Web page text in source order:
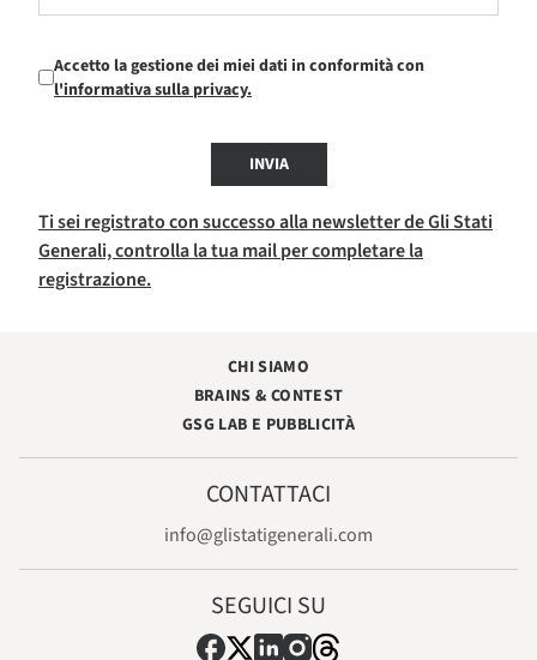
Accetto la gestione dei miei dati in conformità con
l'informativa sulla privacy.
INVIA
Ti sei registrato con successo alla newsletter de Gli Stati
Generali, controlla la tua mail per completare la
registrazione.
CHI SIAMO
BRAINS & CONTEST
GSG LAB E PUBBLICITÀ
CONTATTACI
info@glistatigenerali.com
SEGUICI SU